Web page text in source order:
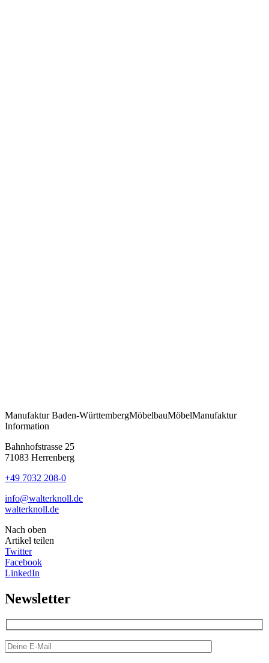
Manufaktur Baden-WürttembergMöbelbauMöbelManufaktur
Information
Bahnhofstrasse 25
71083 Herrenberg
+49 7032 208-0
info@walterknoll.de
walterknoll.de
Nach oben
Artikel teilen
Twitter
Facebook
LinkedIn
Newsletter